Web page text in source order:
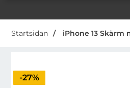
Startsidan iPhone 13 Skärm
Priset är nedsatt med
-27%